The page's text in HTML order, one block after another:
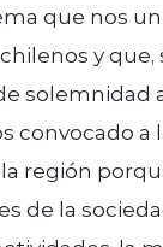
que nos
y que,
solemnidad
convocado a
región
de la